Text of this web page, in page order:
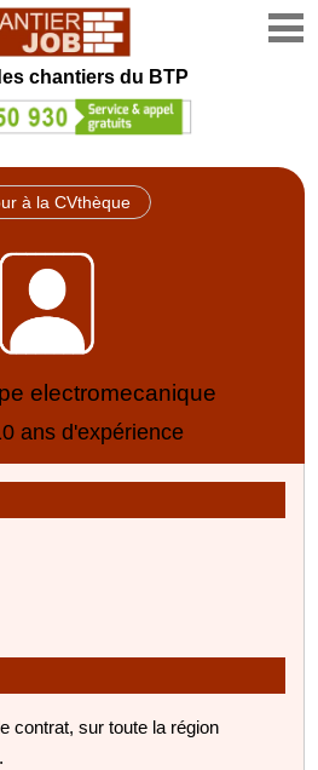
chantiers du BTP
à la CVthèque
electromecanique
ans d'expérience
contrat, sur toute la région